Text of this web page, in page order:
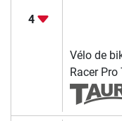
4
Vélo de
Racer Pro